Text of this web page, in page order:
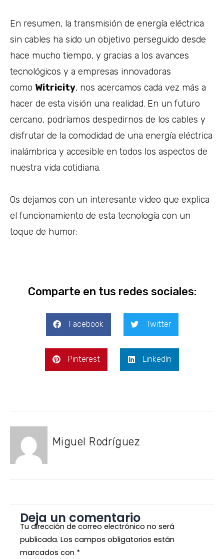
En resumen, la transmisión de energía eléctrica
sin cables ha sido un objetivo perseguido desde
hace mucho tiempo, y gracias a los avances
tecnológicos y a empresas innovadoras
como Witricity, nos acercamos cada vez más a
hacer de esta visión una realidad. En un futuro
cercano, podríamos despedirnos de los cables y
disfrutar de la comodidad de una energía eléctrica
inalámbrica y accesible en todos los aspectos de
nuestra vida cotidiana.
Os dejamos con un interesante video que explica
el funcionamiento de esta tecnología con un
toque de humor:
Comparte en tus redes sociales:
Facebook Twitter
Pinterest LinkedIn
Miguel Rodríguez
Deja un comentario
Tu dirección de correo electrónico no será
publicada. Los campos obligatorios están
marcados con *